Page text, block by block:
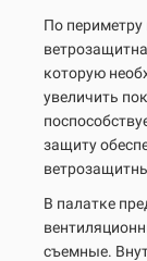
По периметру
которую
увеличить
защиту
В палатке
съемные.